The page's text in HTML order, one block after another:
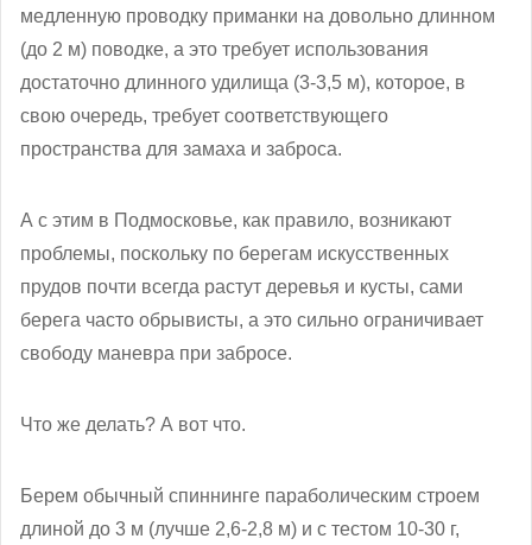
медленную проводку приманки на довольно длинном
(до 2 м) поводке, а это требует использования
достаточно длинного удилища (3-3,5 м), которое, в
свою очередь, требует соответствующего
пространства для замаха и заброса.
А с этим в Подмосковье, как правило, возникают
проблемы, поскольку по берегам искусственных
прудов почти всегда растут деревья и кусты, сами
берега часто обрывисты, а это сильно ограничивает
свободу маневра при забросе.
Что же делать? А вот что.
Берем обычный спиннинге параболическим строем
длиной до 3 м (лучше 2,6-2,8 м) и с тестом 10-30 г,